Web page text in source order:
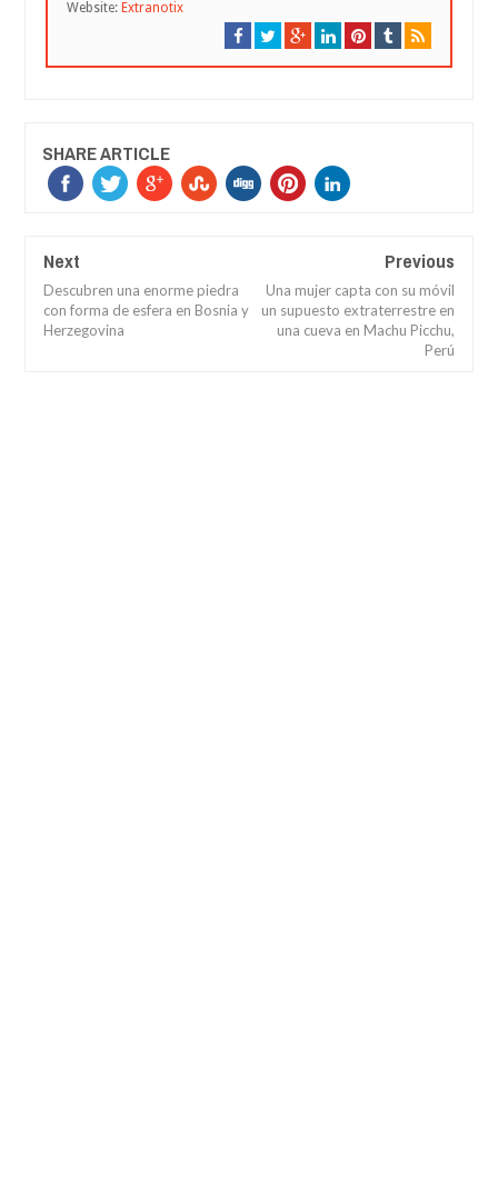
Website: Extranotix
SHARE ARTICLE
Next
Descubren una enorme piedra
con forma de esfera en Bosnia y
Herzegovina
Previous
Una mujer capta con su móvil
un supuesto extraterrestre en
una cueva en Machu Picchu,
Perú